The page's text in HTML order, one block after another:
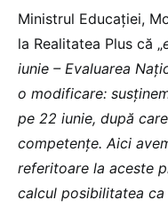
Ministrul Educației,
la Realitatea Plus că „
iunie – Evaluarea
o modificare:
pe 22 iunie, după
competențe. Aici
referitoare la aceste
calcul posibilitatea ca